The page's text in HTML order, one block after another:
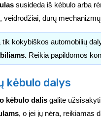
susideda iš kėbulo arba
veidrodžiai, durų
tik kokybiškos automobilių
Reikia papildomos
kėbulo dalys
kėbulo dalis galite
, o jei jų nėra, reikiamas